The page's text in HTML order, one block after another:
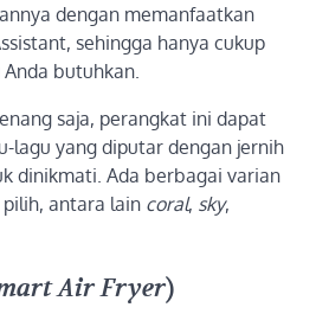
dengan memanfaatkan
sehingga hanya cukup
butuhkan.
saja, perangkat ini dapat
lagu yang diputar dengan jernih
dinikmati. Ada berbagai varian
antara lain coral, sky,
Air Fryer)